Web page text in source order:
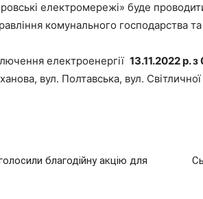
електромережі» буде
комунального господарства
електроенергії 13.11.2022 р.
вул. Полтавська, вул.
благодійну акцію для